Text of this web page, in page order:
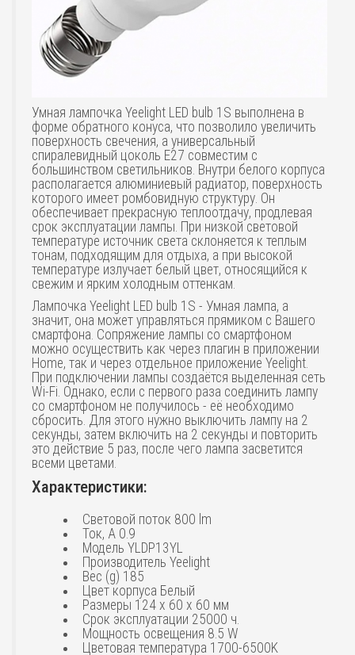
Умная лампочка Yeelight LED bulb 1S выполнена в
форме обратного конуса, что позволило увеличить
поверхность свечения, а универсальный
спиралевидный цоколь Е27 совместим с
большинством светильников. Внутри белого корпуса
располагается алюминиевый радиатор, поверхность
которого имеет ромбовидную структуру. Он
обеспечивает прекрасную теплоотдачу, продлевая
срок эксплуатации лампы. При низкой световой
температуре источник света склоняется к теплым
тонам, подходящим для отдыха, а при высокой
температуре излучает белый цвет, относящийся к
свежим и ярким холодным оттенкам.
Лампочка Yeelight LED bulb 1S - Умная лампа, а
значит, она может управляться прямиком с Вашего
смартфона. Сопряжение лампы со смартфоном
можно осуществить как через плагин в приложении
Home, так и через отдельное приложение Yeelight.
При подключении лампы создаётся выделенная сеть
Wi-Fi. Однако, если с первого раза соединить лампу
со смартфоном не получилось - её необходимо
сбросить. Для этого нужно выключить лампу на 2
секунды, затем включить на 2 секунды и повторить
это действие 5 раз, после чего лампа засветится
всеми цветами.
Характеристики:
Световой поток 800 lm
Ток, А 0.9
Модель YLDP13YL
Производитель Yeelight
Вес (g) 185
Цвет корпуса Белый
Размеры 124 x 60 x 60 мм
Срок эксплуатации 25000 ч.
Мощность освещения 8.5 W
Цветовая температура 1700-6500K